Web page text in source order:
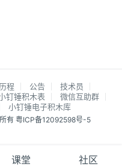
程 公告
技术员
钉锤积木表
微信互助群
小钉锤电子积木库
有 粤ICP备12092598号-5
课堂 社区